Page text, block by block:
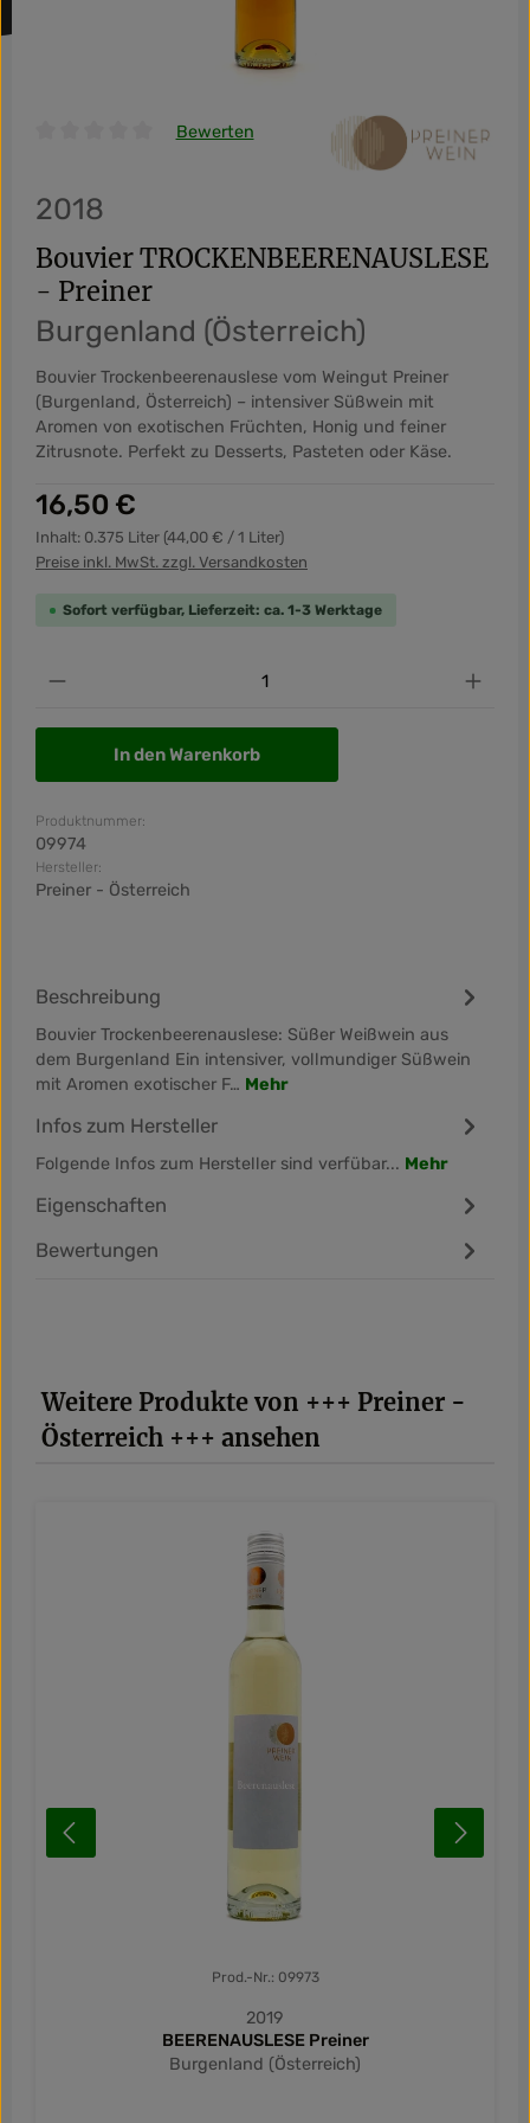
Durchschnittliche Bewertung von 0 von 5 Sternen
Bewerten
2018
Bouvier TROCKENBEERENAUSLESE
- Preiner
Burgenland (Österreich)
Bouvier Trockenbeerenauslese vom Weingut Preiner
(Burgenland, Österreich) – intensiver Süßwein mit
Aromen von exotischen Früchten, Honig und feiner
Zitrusnote. Perfekt zu Desserts, Pasteten oder Käse.
Regulärer Preis:
16,50 €
Inhalt: 0.375 Liter (44,00 € / 1 Liter)
Preise inkl. MwSt. zzgl. Versandkosten
Sofort verfügbar, Lieferzeit: ca. 1-3 Werktage
Produkt Anzahl: Gib den gewünschten Wert
In den Warenkorb
Produktnummer:
09974
Hersteller:
Preiner - Österreich
Beschreibung
Bouvier Trockenbeerenauslese: Süßer Weißwein aus
dem Burgenland Ein intensiver, vollmundiger Süßwein
mit Aromen exotischer F… Mehr
Infos zum Hersteller
Folgende Infos zum Hersteller sind verfübar... Mehr
Eigenschaften
Bewertungen
Produktgalerie überspringen
Weitere Produkte von +++ Preiner -
Österreich +++ ansehen
Prod.-Nr.: 09973
2019
BEERENAUSLESE Preiner
Burgenland (Österreich)